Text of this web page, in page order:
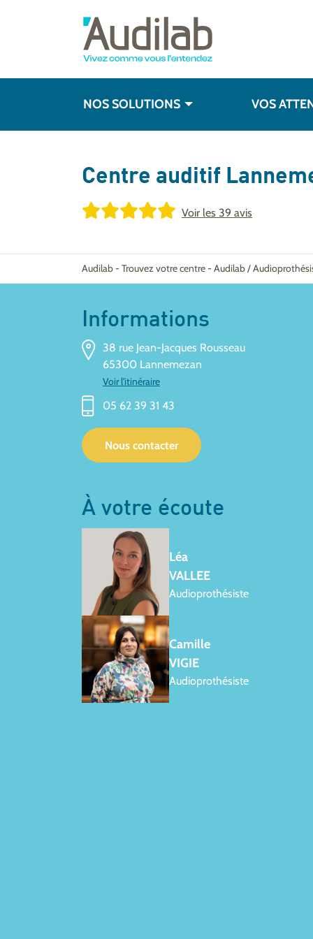
NOS SOLUTIONS VOS
Centre auditif
Voir les 39 avis
Audilab-Trouvez votre centre-Audilab /
Informations
38 rue Jean-Jacques Rousseau
65300 Lannemezan
Voir l'itinéraire
05 62 39 31 43
Nous contacter
À votre écoute
Léa
VALLEE
Audioprothésiste
Camille
VIGIE
Audioprothésiste